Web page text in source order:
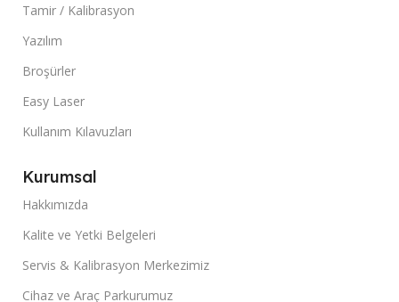
Tamir / Kalibrasyon
Yazılım
Broşürler
Easy Laser
Kullanım Kılavuzları
Kurumsal
Hakkımızda
Kalite ve Yetki Belgeleri
Servis & Kalibrasyon Merkezimiz
Cihaz ve Araç Parkurumuz